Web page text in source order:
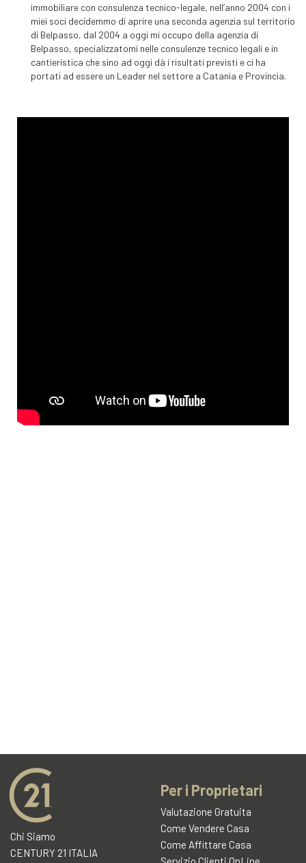
immobiliare con consulenza tecnico-legale, nell’anno 2004 con i
miei soci decidemmo di aprire una seconda agenzia sul territorio
di Belpasso, dal 2004 a oggi mi occupo della agenzia di
Belpasso, specializzatomi nelle consulenze tecnico legali e in
cantieristica che sino ad oggi dà i risultati previsti e ci ha
portati ad essere un Leader nel settore a Catania e Provincia.
Chi Siamo
CENTURY 21 ITALIA
Per i Proprietari
Valutazione Gratuita
Come Vendere Casa
Come Affittare Casa